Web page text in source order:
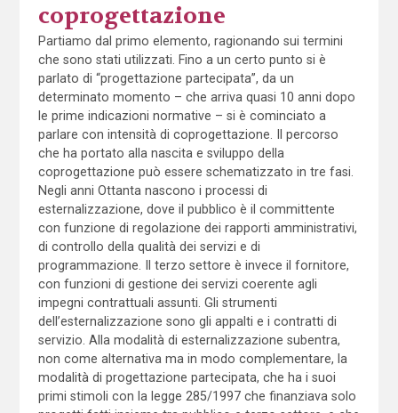
coprogettazione
Partiamo dal primo elemento, ragionando sui termini
che sono stati utilizzati. Fino a un certo punto si è
parlato di “progettazione partecipata”, da un
determinato momento – che arriva quasi 10 anni dopo
le prime indicazioni normative – si è cominciato a
parlare con intensità di coprogettazione. Il percorso
che ha portato alla nascita e sviluppo della
coprogettazione può essere schematizzato in tre fasi.
Negli anni Ottanta nascono i processi di
esternalizzazione, dove il pubblico è il committente
con funzione di regolazione dei rapporti amministrativi,
di controllo della qualità dei servizi e di
programmazione. Il terzo settore è invece il fornitore,
con funzioni di gestione dei servizi coerente agli
impegni contrattuali assunti. Gli strumenti
dell’esternalizzazione sono gli appalti e i contratti di
servizio. Alla modalità di esternalizzazione subentra,
non come alternativa ma in modo complementare, la
modalità di progettazione partecipata, che ha i suoi
primi stimoli con la legge 285/1997 che finanziava solo